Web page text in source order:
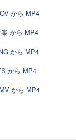
から MP4
から MP4
から MP4
から MP4
から MP4